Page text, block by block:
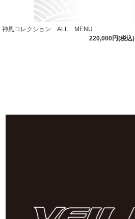
神風コレクション ALL MENU
220,000円(税込)